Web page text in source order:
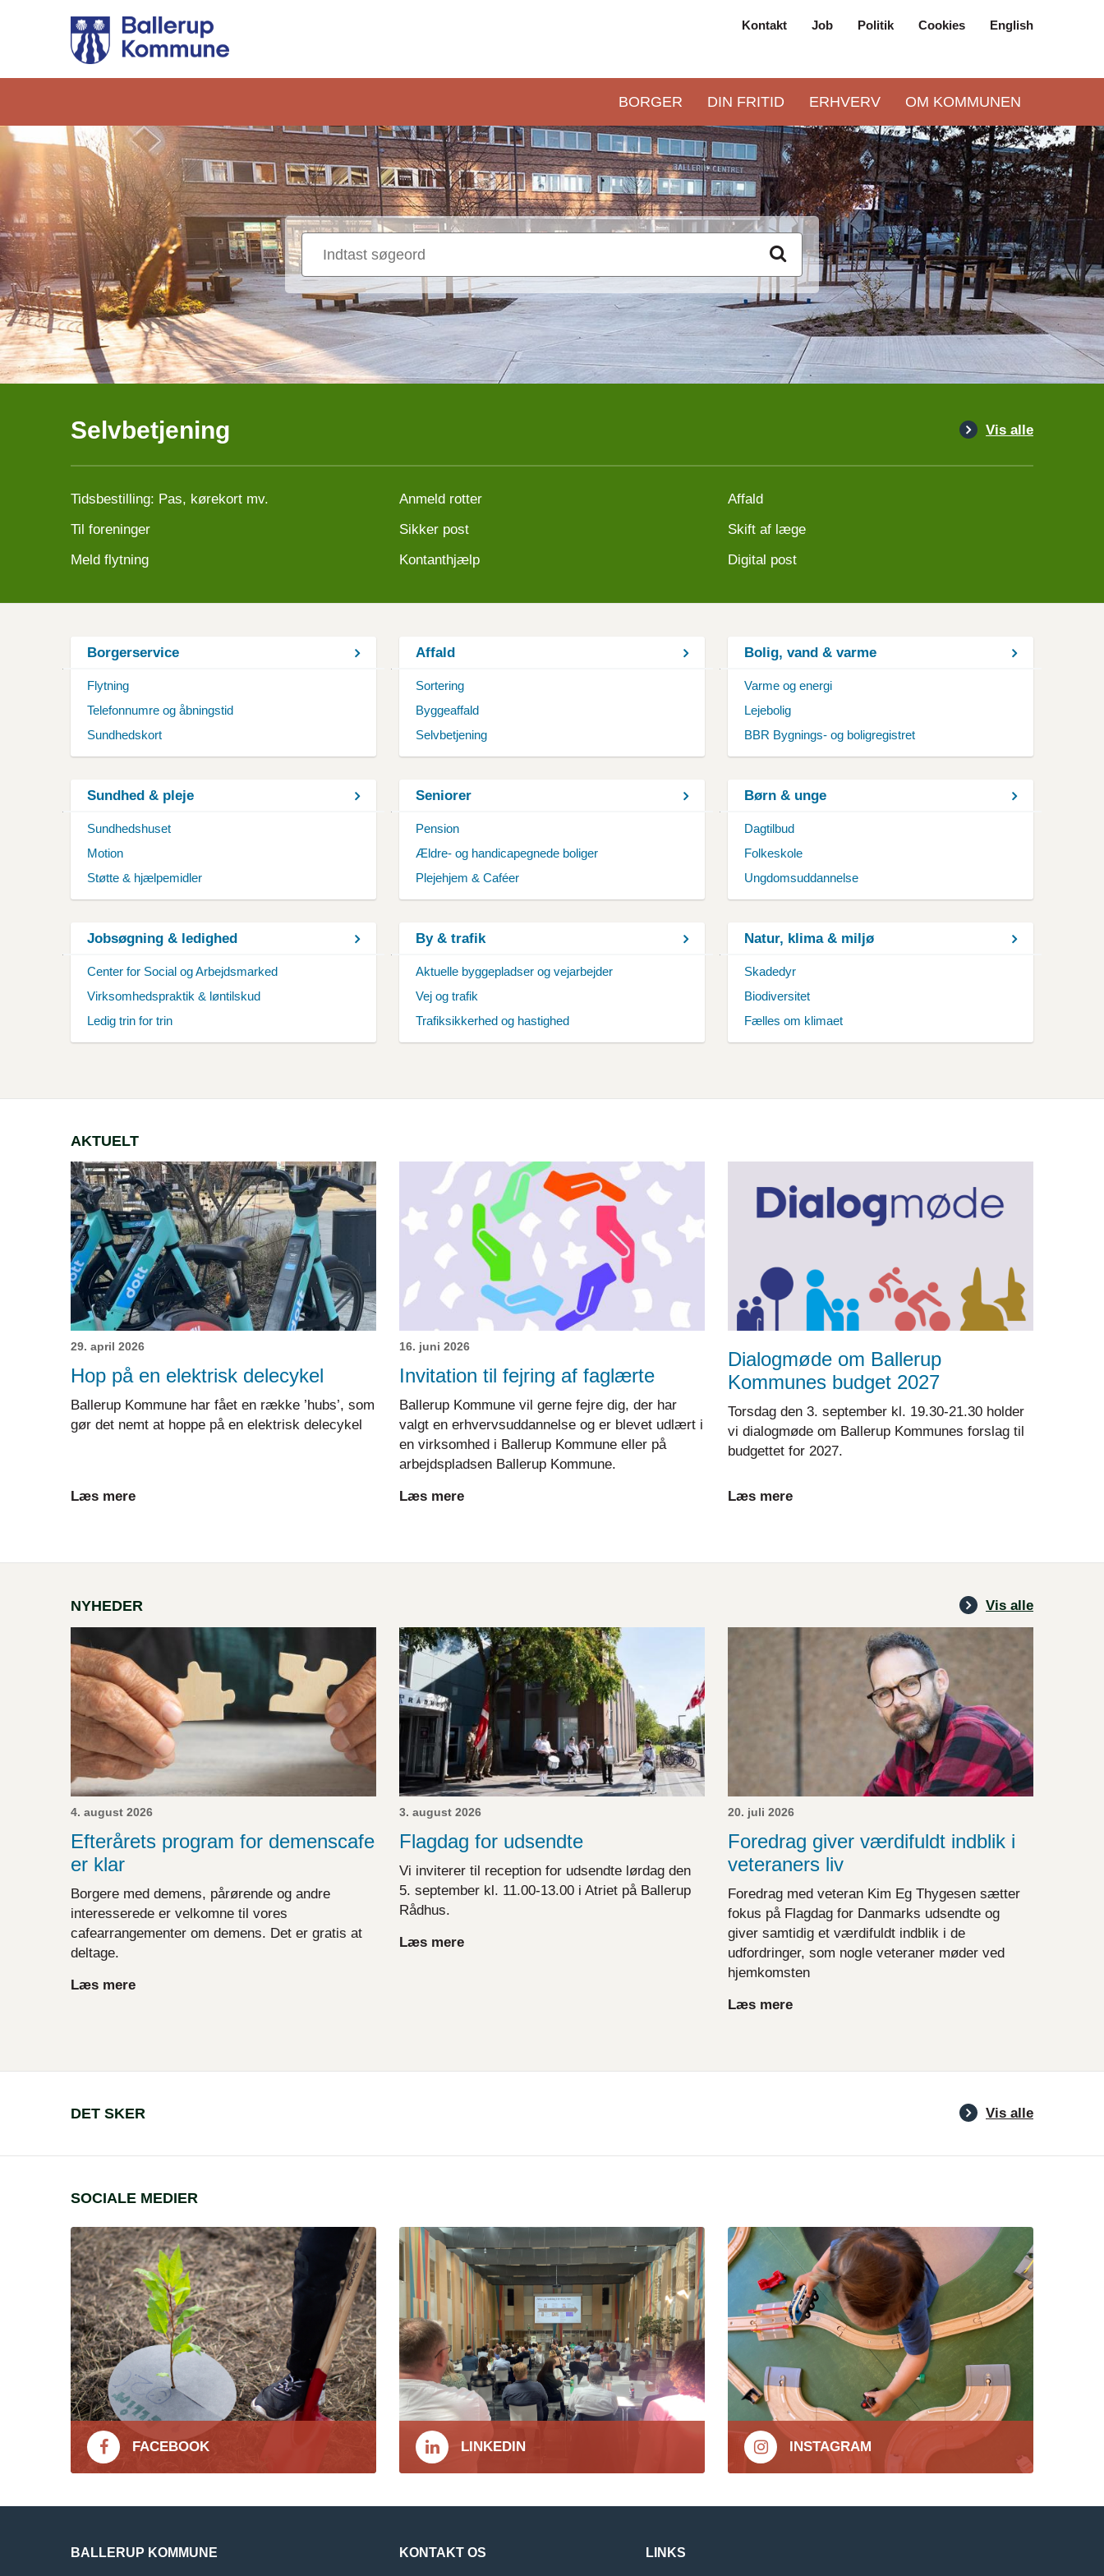
hovedindhold
navigation
Kontakt Job Politik Cookies English
Primær
navigation
BORGER DIN FRITID ERHVERV OM KOMMUNEN
Selvbetjening Vis alle
Tidsbestilling: Pas, kørekort mv. Anmeld rotter
Affald
Til foreninger
Sikker post
Skift af læge
Meld flytning
Kontanthjælp Digital post
Borgerservice
Flytning
Telefonnumre og åbningstid
Sundhedskort
Affald
Sortering
Byggeaffald
Selvbetjening
Bolig, vand & varme
Varme og energi
Lejebolig
BBR Bygnings- og boligregistret
Sundhed & pleje
Sundhedshuset
Motion
Støtte & hjælpemidler
Seniorer
Pension
Ældre- og handicapegnede boliger
Plejehjem & Caféer
Børn & unge
Dagtilbud
Folkeskole
Ungdomsuddannelse
Jobsøgning & ledighed
Center for Social og Arbejdsmarked
Virksomhedspraktik & løntilskud
Ledig trin for trin
By & trafik
Aktuelle byggepladser og vejarbejder
Vej og trafik
Trafiksikkerhed og hastighed
Natur, klima & miljø
Skadedyr
Biodiversitet
Fælles om klimaet
AKTUELT
29. april 2026
Hop på en elektrisk delecykel
Ballerup Kommune har fået en række ’hubs’, som
gør det nemt at hoppe på en elektrisk delecykel
Læs mere
16. juni 2026
Invitation til fejring af faglærte
Ballerup Kommune vil gerne fejre dig, der har
valgt en erhvervsuddannelse og er blevet udlært i
en virksomhed i Ballerup Kommune eller på
arbejdspladsen Ballerup Kommune.
Læs mere
Dialogmøde om Ballerup
Kommunes budget 2027
Torsdag den 3. september kl. 19.30-21.30 holder
vi dialogmøde om Ballerup Kommunes forslag til
budgettet for 2027.
Læs mere
NYHEDER Vis alle
4. august 2026
Efterårets program for demenscafe
er klar
Borgere med demens, pårørende og andre
interesserede er velkomne til vores
cafearrangementer om demens. Det er gratis at
deltage.
Læs mere
3. august 2026
Flagdag for udsendte
Vi inviterer til reception for udsendte lørdag den
5. september kl. 11.00-13.00 i Atriet på Ballerup
Rådhus.
Læs mere
20. juli 2026
Foredrag giver værdifuldt indblik i
veteraners liv
Foredrag med veteran Kim Eg Thygesen sætter
fokus på Flagdag for Danmarks udsendte og
giver samtidig et værdifuldt indblik i de
udfordringer, som nogle veteraner møder ved
hjemkomsten
Læs mere
DET SKER Vis alle
SOCIALE MEDIER
FACEBOOK LINKEDIN INSTAGRAM
BALLERUP KOMMUNE KONTAKT OS LINKS